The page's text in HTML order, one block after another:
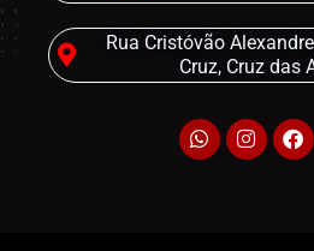
Rua Cristóvão
Cruz, Cruz das